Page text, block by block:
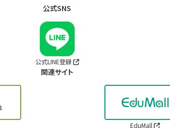
公式SNS
公式LINE登録
関連サイト
EduMall